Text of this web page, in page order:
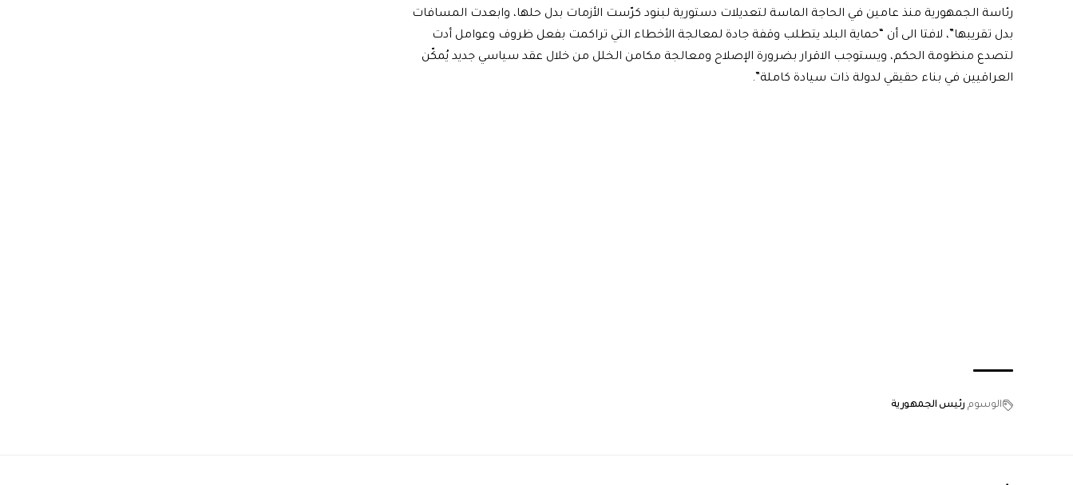
رئاسة الجمهورية منذ عامين في الحاجة الماسة لتعديلات دستورية لبنود كرّست الأزمات بدل حلها، وابعدت المسافات
بدل تقريبها”، لافتا الى أن “حماية البلد يتطلب وقفة جادة لمعالجة الأخطاء التي تراكمت بفعل ظروف وعوامل أدت
لتصدع منظومة الحكم، ويستوجب الاقرار بضرورة الإصلاح ومعالجة مكامن الخلل من خلال عقد سياسي جديد يُمكّن
العراقيين في بناء حقيقي لدولة ذات سيادة كاملة”.
الوسوم رئيس الجمهورية